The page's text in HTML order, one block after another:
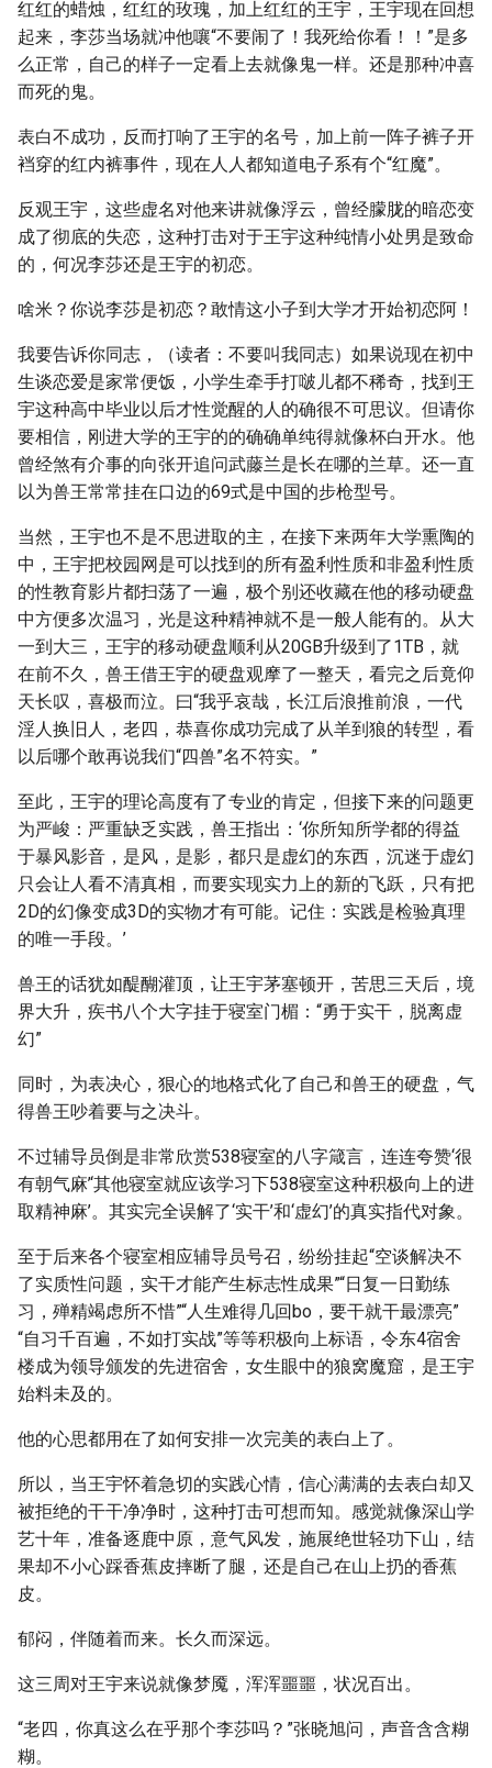
红红的蜡烛，红红的玫瑰，加上红红的王宇，王宇现在回想
起来，李莎当场就冲他嚷“不要闹了！我死给你看！！”是多
么正常，自己的样子一定看上去就像鬼一样。还是那种冲喜
而死的鬼。
表白不成功，反而打响了王宇的名号，加上前一阵子裤子开
裆穿的红内裤事件，现在人人都知道电子系有个“红魔”。
反观王宇，这些虚名对他来讲就像浮云，曾经朦胧的暗恋变
成了彻底的失恋，这种打击对于王宇这种纯情小处男是致命
的，何况李莎还是王宇的初恋。
啥米？你说李莎是初恋？敢情这小子到大学才开始初恋阿！
我要告诉你同志，（读者：不要叫我同志）如果说现在初中
生谈恋爱是家常便饭，小学生牵手打啵儿都不稀奇，找到王
宇这种高中毕业以后才性觉醒的人的确很不可思议。但请你
要相信，刚进大学的王宇的的确确单纯得就像杯白开水。他
曾经煞有介事的向张开追问武藤兰是长在哪的兰草。还一直
以为兽王常常挂在口边的69式是中国的步枪型号。
当然，王宇也不是不思进取的主，在接下来两年大学熏陶的
中，王宇把校园网是可以找到的所有盈利性质和非盈利性质
的性教育影片都扫荡了一遍，极个别还收藏在他的移动硬盘
中方便多次温习，光是这种精神就不是一般人能有的。从大
一到大三，王宇的移动硬盘顺利从20GB升级到了1TB，就
在前不久，兽王借王宇的硬盘观摩了一整天，看完之后竟仰
天长叹，喜极而泣。曰“我乎哀哉，长江后浪推前浪，一代
淫人换旧人，老四，恭喜你成功完成了从羊到狼的转型，看
以后哪个敢再说我们“四兽”名不符实。”
至此，王宇的理论高度有了专业的肯定，但接下来的问题更
为严峻：严重缺乏实践，兽王指出：‘你所知所学都的得益
于暴风影音，是风，是影，都只是虚幻的东西，沉迷于虚幻
只会让人看不清真相，而要实现实力上的新的飞跃，只有把
2D的幻像变成3D的实物才有可能。记住：实践是检验真理
的唯一手段。’
兽王的话犹如醍醐灌顶，让王宇茅塞顿开，苦思三天后，境
界大升，疾书八个大字挂于寝室门楣：“勇于实干，脱离虚
幻”
同时，为表决心，狠心的地格式化了自己和兽王的硬盘，气
得兽王吵着要与之决斗。
不过辅导员倒是非常欣赏538寝室的八字箴言，连连夸赞‘很
有朝气麻’‘其他寝室就应该学习下538寝室这种积极向上的进
取精神麻’。其实完全误解了‘实干’和‘虚幻’的真实指代对象。
至于后来各个寝室相应辅导员号召，纷纷挂起“空谈解决不
了实质性问题，实干才能产生标志性成果”“日复一日勤练
习，殚精竭虑所不惜”“人生难得几回bo，要干就干最漂亮”
“自习千百遍，不如打实战”等等积极向上标语，令东4宿舍
楼成为领导颁发的先进宿舍，女生眼中的狼窝魔窟，是王宇
始料未及的。
他的心思都用在了如何安排一次完美的表白上了。
所以，当王宇怀着急切的实践心情，信心满满的去表白却又
被拒绝的干干净净时，这种打击可想而知。感觉就像深山学
艺十年，准备逐鹿中原，意气风发，施展绝世轻功下山，结
果却不小心踩香蕉皮摔断了腿，还是自己在山上扔的香蕉
皮。
郁闷，伴随着而来。长久而深远。
这三周对王宇来说就像梦魇，浑浑噩噩，状况百出。
“老四，你真这么在乎那个李莎吗？”张晓旭问，声音含含糊
糊。